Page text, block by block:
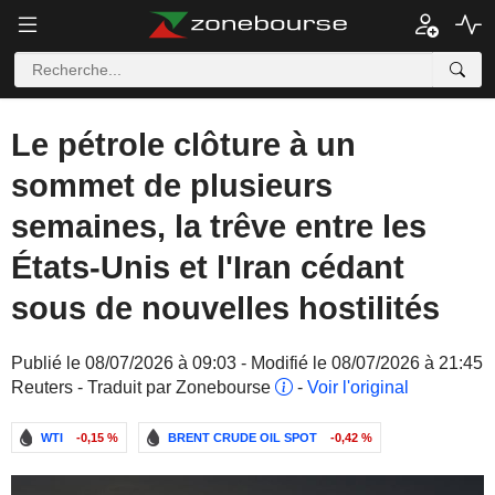
Le pétrole clôture à un
sommet de plusieurs
semaines, la trêve entre les
États-Unis et l'Iran cédant
sous de nouvelles hostilités
Publié le 08/07/2026 à 09:03 - Modifié le 08/07/2026 à 21:45
Reuters - Traduit par Zonebourse
- Voir l'original
WTI -0,15 % BRENT CRUDE OIL SPOT -0,42 %